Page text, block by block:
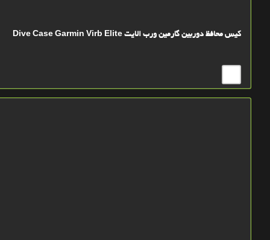
کیس محافظ دوربین گارمین ورب الایت Dive Case Garmin Virb Elite